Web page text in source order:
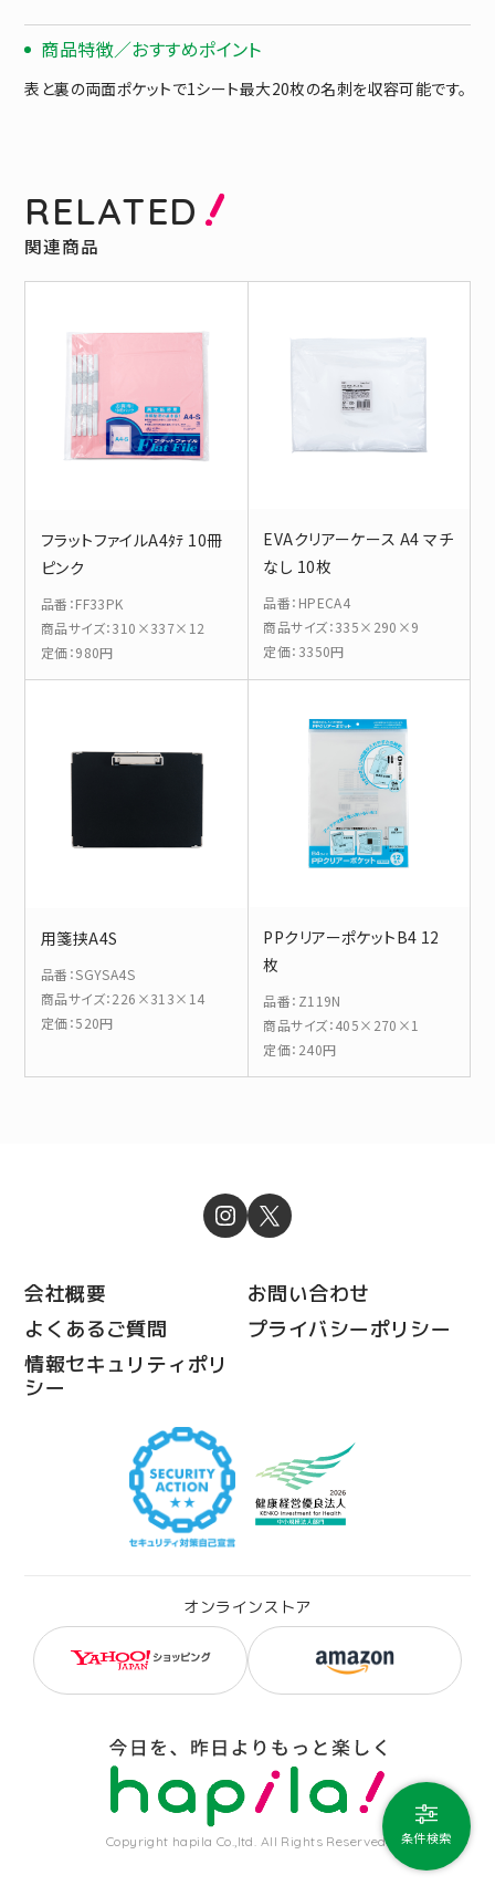
条件検索
商品特徴／おすすめポイント
表と裏の両面ポケットで1シート最大20枚の名刺を収容可能です。
RELATED
関連商品
フラットファイルA4ﾀﾃ 10冊
ピンク
品番 ：FF33PK
商品サイズ：310×337×12
定価：980円
EVAクリアーケース A4 マチ
なし 10枚
品番： HPECA4
商品サイズ：335×290×9
定価： 3350円
用箋挟A4S
品番 ：SGYSA4S
商品サイズ：226×313×14
定価：520円
PPクリアーポケットB4 12
枚
品番： Z119N
商品サイズ：405×270×1
定価： 240円
会社概要
お問い合わせ
よくあるご質問
プライバシーポリシー
情報セキュリティポリ
シー
オンラインストア
Copyright hapila Co.,ltd. All Rights Reserved.